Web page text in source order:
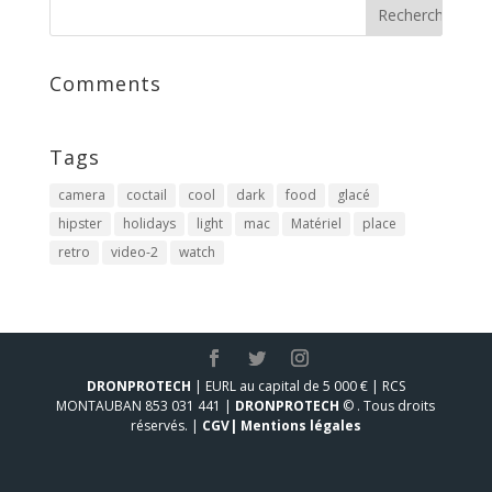
Comments
Tags
camera coctail cool dark food
glacé
hipster
holidays light mac Matériel
place
retro
video-2 watch
DRONPROTECH | EURL au capital de 5 000 € | RCS
MONTAUBAN 853 031 441 | DRONPROTECH © . Tous droits
réservés. | CGV| Mentions légales